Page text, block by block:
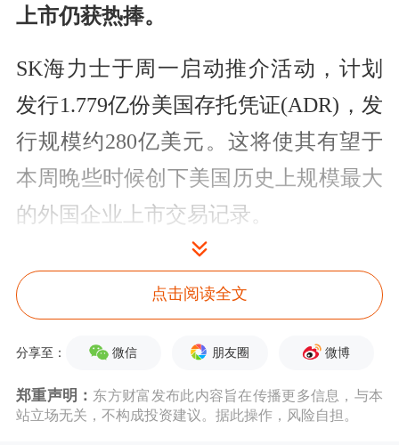
上市仍获热捧。
SK海力士于周一启动推介活动，计划
发行1.779亿份美国存托凭证(ADR)，发
行规模约280亿美元。这将使其有望于
本周晚些时候创下美国历史上规模最大
的外国企业上市交易记录。
每份ADR代表十分之一股普通股。此次
发行相当于SK海力士市值的2.5%。尽
管全球芯片股大幅波动，该公司市值今
以上。
点击阅读全文
分享至： 微信 朋友圈 微博
郑重声明： 东方财富发布此内容旨在传播更多信息，与本
站立场无关，不构成投资建议。据此操作，风险自担。